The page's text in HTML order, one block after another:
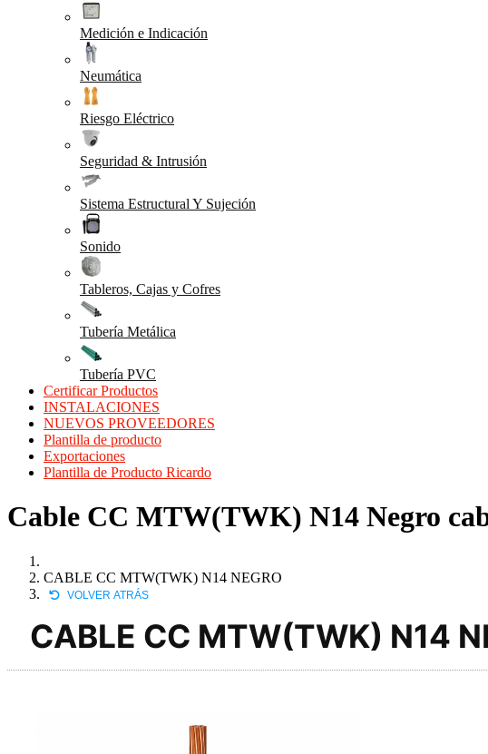
Medición e Indicación
Neumática
Riesgo Eléctrico
Seguridad & Intrusión
Sistema Estructural Y Sujeción
Sonido
Tableros, Cajas y Cofres
Tubería Metálica
Tubería PVC
Certificar Productos
INSTALACIONES
NUEVOS PROVEEDORES
Plantilla de producto
Exportaciones
Plantilla de Producto Ricardo
Cable CC MTW(TWK) N14 Negro
CABLE CC MTW(TWK) N14 NEGRO
VOLVER ATRÁS
CABLE CC MTW(TWK) N14